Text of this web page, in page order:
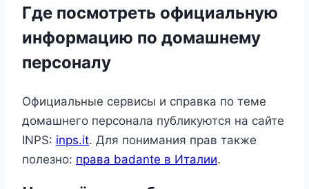
Где посмотреть официальную
информацию по домашнему
персоналу
Официальные сервисы и справка по теме
домашнего персонала публикуются на сайте
INPS: inps.it. Для понимания прав также
полезно: права badante в Италии.